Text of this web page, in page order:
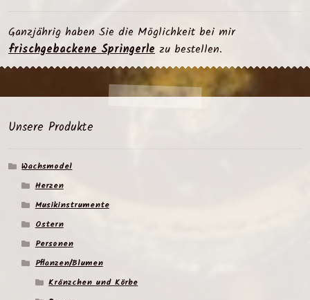
Ganzjährig haben Sie die Möglichkeit bei mir
frischgebackene Springerlezu bestellen.
Unsere Produkte
Wachsmodel
Herzen
Musikinstrumente
Ostern
Personen
Pflanzen/Blumen
Kränzchen und Körbe